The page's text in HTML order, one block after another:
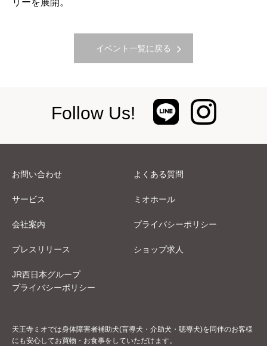
リーを展開。
イベント一覧に戻る
Follow Us!
お問い合わせ よくある質問
サービス ミオホール
会社案内 プライバシーポリシー
プレスリリース ショップ求人
JR西日本グループ
プライバシーポリシー
天王寺ミオでは身体障害者補助犬(盲導犬・介助犬・聴導犬)を同伴のお客様
にも安心してお買物・お食事をしていただけます。